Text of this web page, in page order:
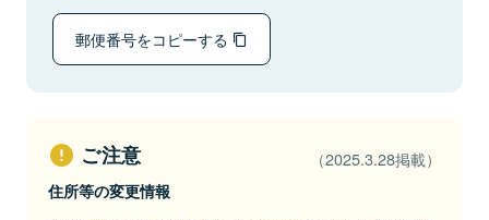
郵便番号をコピーする
ご注意 （2025.3.28掲載）
住所等の変更情報